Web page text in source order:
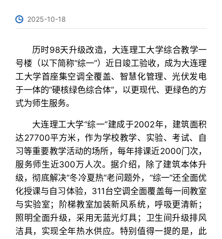
2025-10-18
历时98天升级改造，大连理工大学综合教学一
号楼（以下简称“综一”）近日竣工验收，成为大连理
工大学首座集空调全覆盖、智慧化管理、光伏发电
于一体的“硬核绿色综合体”，以更现代、更绿色的方
式为师生服务。
大连理工大学“综一”建成于2002年，建筑面积
达27700平方米，作为学校教学、实验、考试、自
习等重要教学活动的场所，每年排课近2000门次，
服务师生近300万人次。据介绍，除了建筑本体升
级，彻底解决“冬冷夏热”老问题外，“综一”还全面优
化授课与自习体验，311台空调全面覆盖每一间教室
与实验室；阶梯教室加装新风系统，呼吸更清新；
照明全面升级，采用无蓝光灯具；卫生间升级排风
洁具，实现全年热水供应。特别值得一提的是，此